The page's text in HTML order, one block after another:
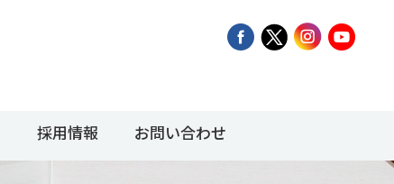
採用情報 お問い合わせ